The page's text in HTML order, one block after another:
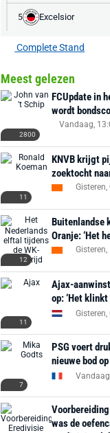
5 Excelsior
Complete Stand
Meest gelezen
2800
FCUpdate in
wordt
Vandaag,
11
KNVB krijgt
zoektocht
Gisteren,
12
Buitenlandse
Oranje: ‘Het
Gisteren,
11
Ajax-
op: ‘Het klinkt
Gisteren,
7
PSG voert
nieuwe bod
was de